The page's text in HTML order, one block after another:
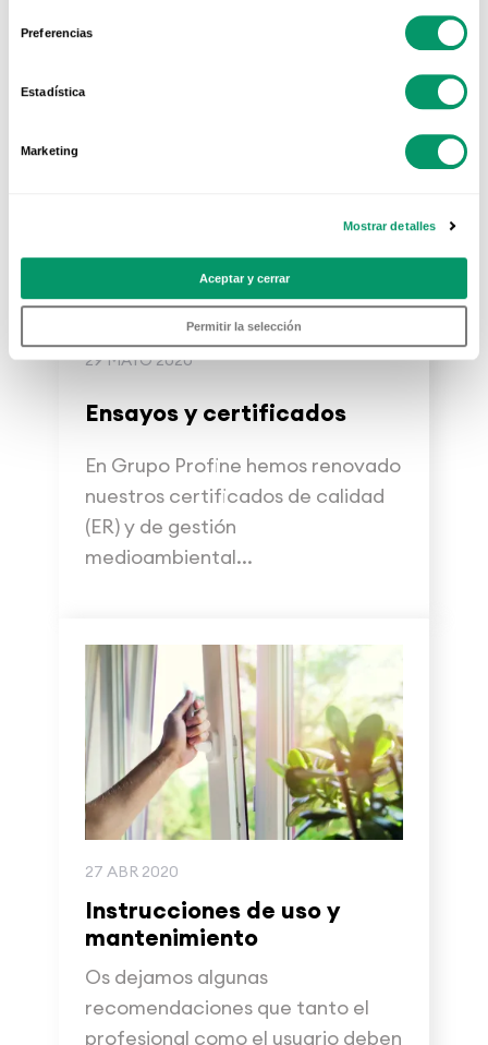
Preferencias
Estadística
Marketing
Mostrar detalles
Aceptar y cerrar
Permitir la selección
este debe...
29 MAYO 2020
Ensayos y certificados
En Grupo Profine hemos renovado
nuestros certificados de calidad
(ER) y de gestión
medioambiental...
27 ABR 2020
Instrucciones de uso y
mantenimiento
Os dejamos algunas
recomendaciones que tanto el
profesional como el usuario deben